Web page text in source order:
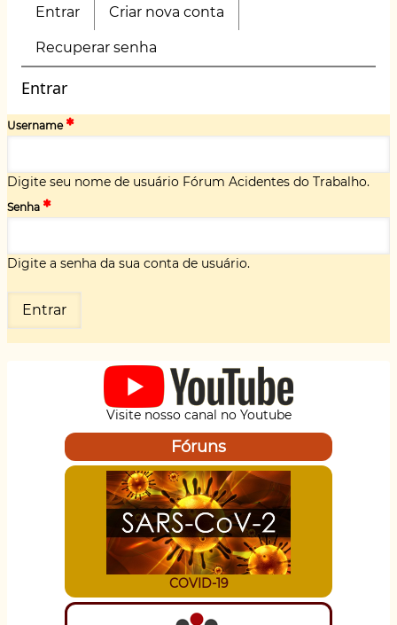
navegação
Primary
Entrar (aba
ativa)
Criar nova conta
Recuperar senha
Entrar
Username
Digite seu nome de usuário Fórum Acidentes do Trabalho.
Senha
Digite a senha da sua conta de usuário.
Visite nosso canal no Youtube
Fóruns
COVID-19